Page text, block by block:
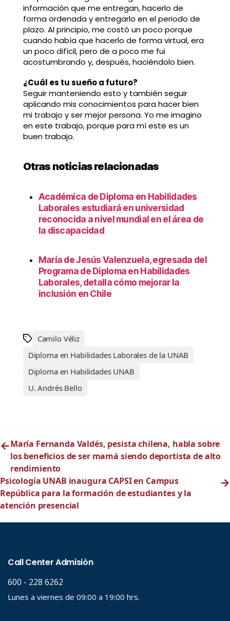
información que me entregan, hacerlo de
forma ordenada y entregarlo en el periodo de
plazo. Al principio, me costó un poco porque
cuando había que hacerlo de forma virtual, era
un poco difícil, pero de a poco me fui
acostumbrando y, después, haciéndolo bien.
¿Cuál es tu sueño a futuro?
Seguir manteniendo esto y también seguir
aplicando mis conocimientos para hacer bien
mi trabajo y ser mejor persona. Yo me imagino
en este trabajo, porque para mí este es un
buen trabajo.
Otras noticias relacionadas
Académica de Diploma en Habilidades
Laborales estudiará en universidad
reconocida a nivel mundial en el área de
la discapacidad
María de Jesús Valenzuela, egresada del
Programa de Diploma en Habilidades
Laborales, detalla cómo mejorar la
inclusión en Chile
Camilo Véliz
Diploma en Habilidades Laborales de la UNAB
Diploma en Habilidades UNAB
U. Andrés Bello
←María Fernanda Valdés, pesista chilena, habla sobre
los beneficios de ser mamá siendo deportista de alto
rendimiento
Psicología UNAB inaugura CAPSI en Campus
República para la formación de estudiantes y la
atención presencial
→